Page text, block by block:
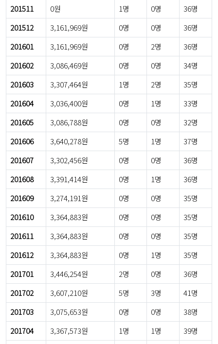
201511
0원 1명 0명
36명
201512
3,161,969원 0명 0명
36명
201601
3,161,969원 0명 2명
36명
201602
3,086,469원 0명 0명
34명
201603
3,307,464원 1명 2명
35명
201604
3,036,400원 0명 1명
33명
201605
3,086,788원 0명 0명
32명
201606
3,640,278원 5명 1명
37명
201607
3,302,456원 0명 0명
36명
201608
3,391,414원 0명 1명
36명
201609
3,274,191원 0명 0명
35명
201610
3,364,883원 0명 0명
35명
201611
3,364,883원 0명 0명
35명
201612
3,364,883원 0명 1명
35명
201701
3,446,254원 2명 0명
36명
201702
3,607,210원 5명 3명
41명
201703
3,075,653원 0명 0명
38명
201704
3,367,573원 1명 1명
39명